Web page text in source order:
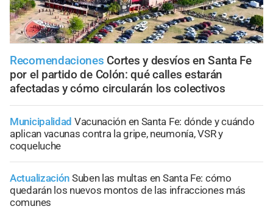
Recomendaciones Cortes y desvíos en Santa Fe
por el partido de Colón: qué calles estarán
afectadas y cómo circularán los colectivos
Municipalidad Vacunación en Santa Fe: dónde y cuándo
aplican vacunas contra la gripe, neumonía, VSR y
coqueluche
Actualización Suben las multas en Santa Fe: cómo
quedarán los nuevos montos de las infracciones más
comunes